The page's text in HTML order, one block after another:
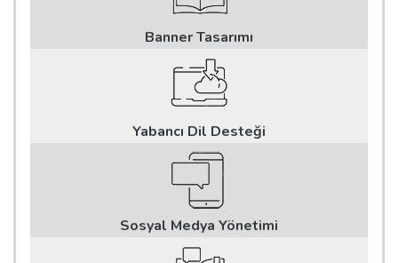
Banner Tasarımı
Yabancı Dil Desteği
Sosyal Medya Yönetimi